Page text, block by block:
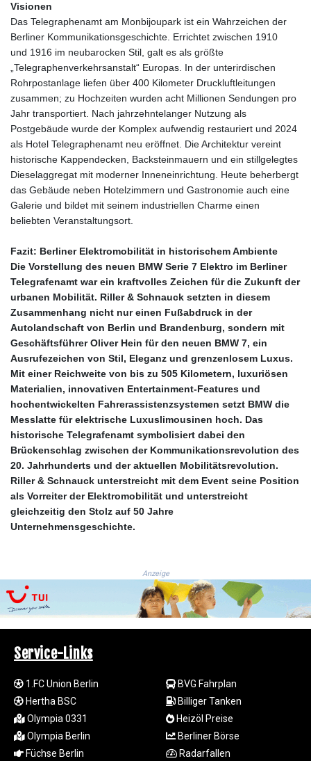
XAU 0.000266
XCD 3.124515
XCG 2.083439
XDR 0.818768
XOF 656.685424
XPF 119.331742
YER 275.626884
ZAR 18.667336
ZMK
10406.612213
ZMW 21.818913
ZWL 372.275202
AED 4.246429
ALL 93.189144
AMD
423.342651
AOA
1060.176801
ARS
1724.882575
AUD 1.635501
AWG 2.082489
AZN 1.97002
BAM 1.961391
BBD 2.328337
BDT 143.102254
BHD 0.435984
BIF 3453.955207
BMD 1.156136
BND 1.481323
BOB 13.739522
BWP 15.603479
BYN 3.442212
BYR
22660.258427
BZD 2.324897
CHF 0.934181
CLF 0.026749
CLP
1056.199727
CNY 7.801146
Visionen
Das Telegraphenamt am Monbijoupark ist ein Wahrzeichen der
Berliner Kommunikationsgeschichte. Errichtet zwischen 1910
und 1916 im neubarocken Stil, galt es als größte
„Telegraphenverkehrsanstalt“ Europas. In der unterirdischen
Rohrpostanlage liefen über 400 Kilometer Druckluftleitungen
zusammen; zu Hochzeiten wurden acht Millionen Sendungen pro
Jahr transportiert. Nach jahrzehntelanger Nutzung als
Postgebäude wurde der Komplex aufwendig restauriert und 2024
als Hotel Telegraphenamt neu eröffnet. Die Architektur vereint
historische Kappendecken, Backsteinmauern und ein stillgelegtes
Dieselaggregat mit moderner Inneneinrichtung. Heute beherbergt
das Gebäude neben Hotelzimmern und Gastronomie auch eine
Galerie und bildet mit seinem industriellen Charme einen
beliebten Veranstaltungsort.
Fazit: Berliner Elektromobilität in historischem Ambiente
Die Vorstellung des neuen BMW Serie 7 Elektro im Berliner
Telegrafenamt war ein kraftvolles Zeichen für die Zukunft der
urbanen Mobilität. Riller & Schnauck setzten in diesem
Zusammenhang nicht nur einen Fußabdruck in der
Autolandschaft von Berlin und Brandenburg, sondern mit
Geschäftsführer Oliver Hein für den neuen BMW 7, ein
Ausrufezeichen von Stil, Eleganz und grenzenlosem Luxus.
Mit einer Reichweite von bis zu 505 Kilometern, luxuriösen
Materialien, innovativen Entertainment‑Features und
hochentwickelten Fahrerassistenzsystemen setzt BMW die
Messlatte für elektrische Luxuslimousinen hoch. Das
historische Telegrafenamt symbolisiert dabei den
Brückenschlag zwischen der Kommunikationsrevolution des
20. Jahrhunderts und der aktuellen Mobilitätsrevolution.
Riller & Schnauck unterstreicht mit dem Event seine Position
als Vorreiter der Elektromobilität und unterstreicht
gleichzeitig den Stolz auf 50 Jahre
Unternehmensgeschichte.
Anzeige
Service-Links
1.FC Union Berlin
Hertha BSC
Olympia 0331
Olympia Berlin
Füchse Berlin
BVG Fahrplan
Billiger Tanken
Heizöl Preise
Berliner Börse
Radarfallen